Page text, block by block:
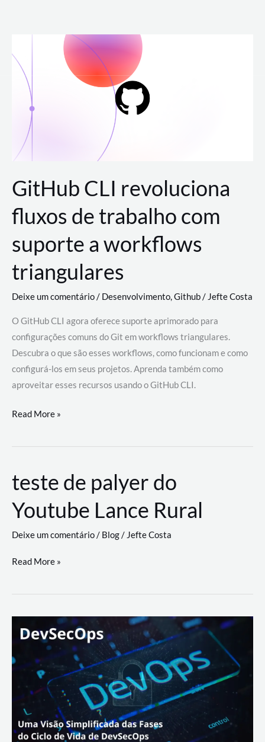
para
conteúdo
GitHub CLI revoluciona
fluxos de trabalho com
suporte a workflows
triangulares
Deixe um comentário/ Desenvolvimento,Github/ Jefte Costa
O GitHub CLI agora oferece suporte aprimorado para
configurações comuns do Git em workflows triangulares.
Descubra o que são esses workflows, como funcionam e como
configurá-los em seus projetos. Aprenda também como
aproveitar esses recursos usando o GitHub CLI.
GitHub
revoluciona
de
trabalho
com
a
workflows
Read More »
teste de palyer do
Youtube Lance Rural
Deixe um comentário/ Blog/ Jefte Costa
teste
palyer
Lance
Rural
Read More »